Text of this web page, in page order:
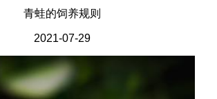
青蛙的饲养规则
2021-07-29